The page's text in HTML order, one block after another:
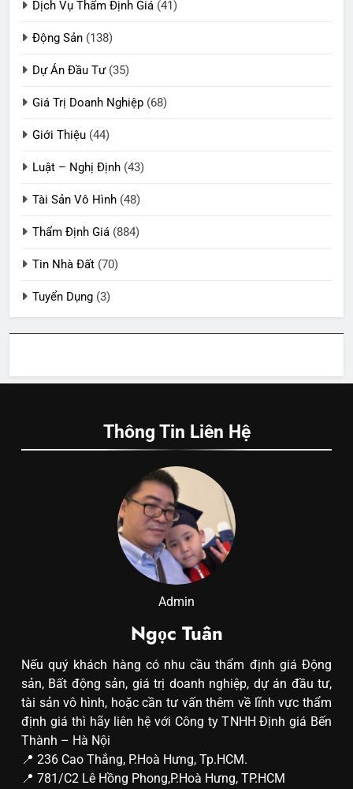
Dịch Vụ Thẩm Định Giá (41)
Động Sản (138)
Dự Án Đầu Tư(35)
Giá Trị Doanh Nghiệp (68)
Giới Thiệu (44)
Luật – Nghị Định (43)
Tài Sản Vô Hình (48)
Thẩm Định Giá (884)
Tin Nhà Đất (70)
Tuyển Dụng (3)
Thông Tin Liên Hệ
Admin
Ngọc Tuân
Nếu quý khách hàng có nhu cầu thẩm định giá Động
sản, Bất động sản, giá trị doanh nghiệp, dự án đầu tư,
tài sản vô hình, hoặc cần tư vấn thêm về lĩnh vực thẩm
định giá thì hãy liên hệ với Công ty TNHH Định giá Bến
Thành – Hà Nội
📍 236 Cao Thắng, P.Hoà Hưng, Tp.HCM.
📍 781/C2 Lê Hồng Phong,P.Hoà Hưng, TP.HCM